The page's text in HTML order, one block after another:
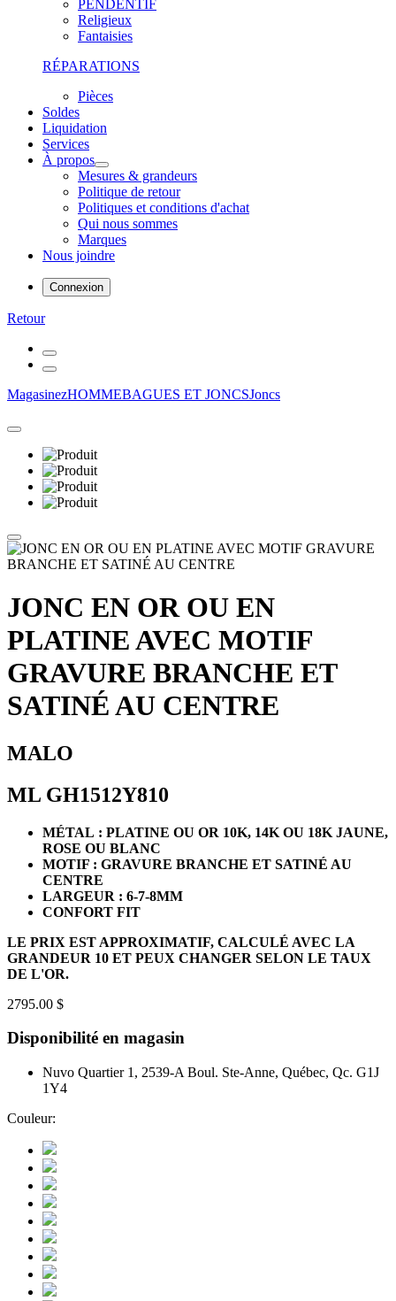
PENDENTIF
Religieux
Fantaisies
RÉPARATIONS
Pièces
Soldes
Liquidation
Services
À propos
Mesures & grandeurs
Politique de retour
Politiques et conditions d'achat
Qui nous sommes
Marques
Nous joindre
Connexion
Retour
MagasinezHOMMEBAGUES ET JONCSJoncs
JONC EN OR OU EN
PLATINE AVEC MOTIF
GRAVURE BRANCHE ET
SATINÉ AU CENTRE
MALO
ML GH1512Y810
MÉTAL : PLATINE OU OR 10K, 14K OU 18K JAUNE,
ROSE OU BLANC
MOTIF : GRAVURE BRANCHE ET SATINÉ AU
CENTRE
LARGEUR : 6-7-8MM
CONFORT FIT
LE PRIX EST APPROXIMATIF, CALCULÉ AVEC LA
GRANDEUR 10 ET PEUX CHANGER SELON LE TAUX
DE L'OR.
2795.00 $
Disponibilité en magasin
Nuvo Quartier 1, 2539-A Boul. Ste-Anne, Québec, Qc. G1J
1Y4
Couleur: